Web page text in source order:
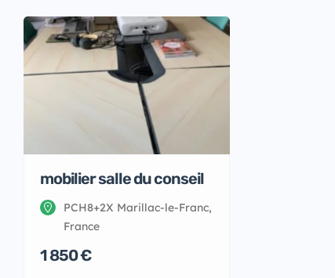
mobilier salle du conseil
PCH8+2X Marillac-le-Franc,
France
1 850 €